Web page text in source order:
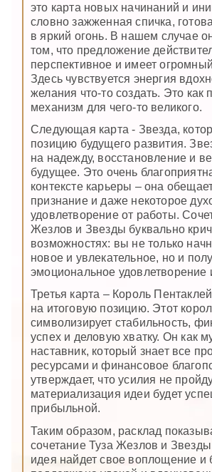
это карта новых начинаний и
словно зажженная спичка,
в яркий огонь. В нашем случае
том, что предложение
перспективное и имеет
Здесь чувствуется энергия
желания что-то создать. Это как
механизм для чего-то великого.
Следующая карта - Звезда,
позицию будущего развития.
на надежду, восстановление и
будущее. Это очень
контексте карьеры – она
признание и даже некоторое
удовлетворение от работы.
Жезлов и Звезды буквально
возможностях: вы не только
новое и увлекательное, но и
эмоциональное удовлетворение
Третья карта – Король
на итоговую позицию. Этот
символизирует стабильность,
успех и деловую хватку. Он как
наставник, который знает все
ресурсами и финансовое
утверждает, что усилия не
материализация идеи будет
прибыльной.
Таким образом, расклад
сочетание Туза Жезлов и
идея найдет свое воплощение и